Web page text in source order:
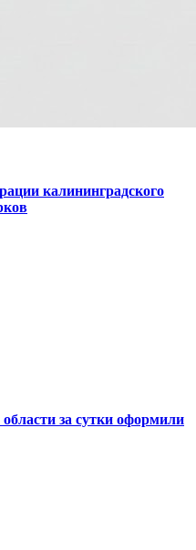
калининградского
за сутки оформили